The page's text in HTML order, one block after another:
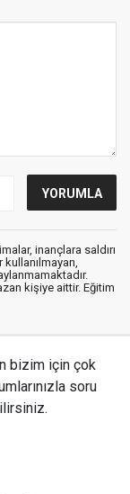
inançlara saldırı
kullanılmayan,
kişiye aittir. Eğitim
bizim için çok
soru